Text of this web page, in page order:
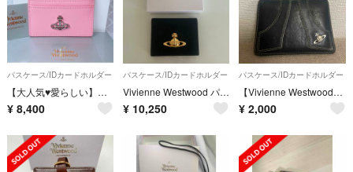
パスケース/IDカードホルダー
【大人気♥愛らしい】新品 ヴィヴィアン・ウエストウッド カードケース パスケース
¥ 8,400
パスケース/IDカードホルダー
Vivienne Westwood パスケース 正規品 箱付き
¥ 10,250
パスケース/IDカードホルダー
【Vivienne Westwood】パスケース
¥ 2,000